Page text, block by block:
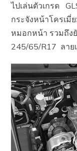
ไปเล่นตัวเกรด
กระจังหน้าโครเมี่
หมอกหน้า รวมถึง
245/65/R17 ลาย